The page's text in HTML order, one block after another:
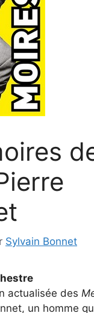
Sylvain Bonnet
actualisée des
un homme